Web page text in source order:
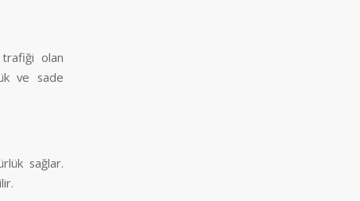
olan
ve sade
sağlar.